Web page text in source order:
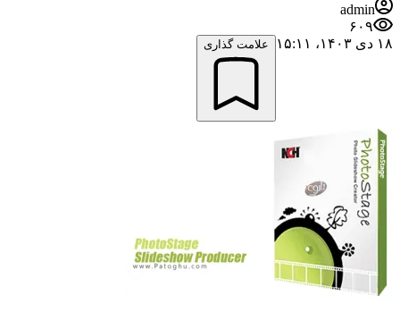
admin
۶۰۹
۱۸ دی ۱۴۰۳،‏ ۱۵:۱۱
علامت گذاری